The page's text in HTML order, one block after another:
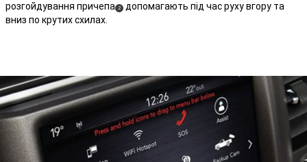
розгойдування причепа (2)
допомагають під час руху вгору та
вниз по крутих схилах.